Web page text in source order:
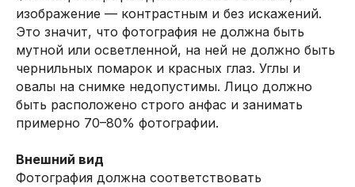
изображение — контрастным и без искажений.
Это значит, что фотография не должна быть
мутной или осветленной, на ней не должно быть
чернильных помарок и красных глаз. Углы и
овалы на снимке недопустимы. Лицо должно
быть расположено строго анфас и занимать
примерно 70–80% фотографии.
Внешний вид
Фотография должна соответствовать